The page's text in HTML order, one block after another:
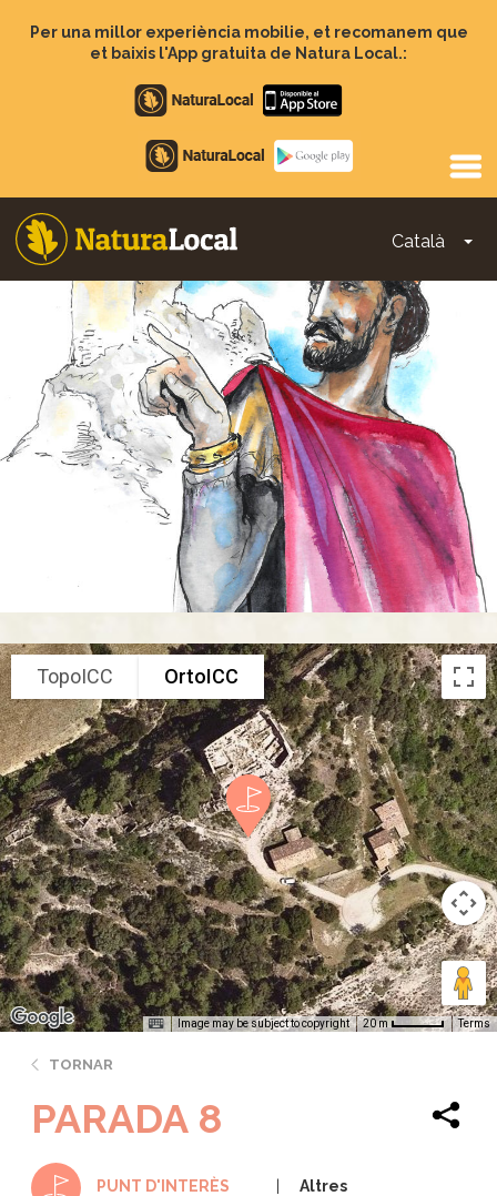
Per una millor experiència mobilie, et recomanem que
et baixis l'App gratuita de Natura Local.:
Apple
store
Google
Play
Català
Main
navigation
TopoICC OrtoICC
Image may be subject to copyright 20 m Terms
TORNAR
PARADA 8
PUNT D'INTERÈS Altres